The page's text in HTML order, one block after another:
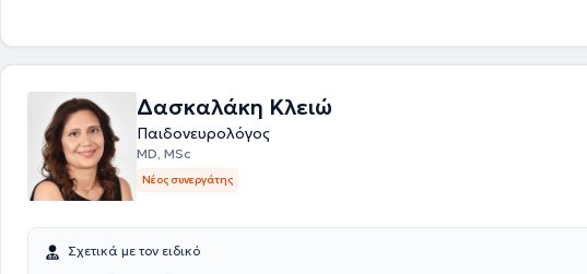
Δασκαλάκη Κλειώ
Παιδονευρολόγος
MD, MSc
Νέος συνεργάτης
Σχετικά με τον ειδικό